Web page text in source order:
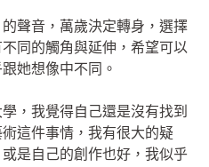
聲音，萬歲決定轉身，選擇
同的觸角與延伸，希望可以
她想像中不同。
，我覺得自己還是沒有找到
這件事情，我有很大的疑
是自己的創作也好，我似乎